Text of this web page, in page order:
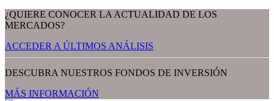
¿QUIERE CONOCER LA ACTUALIDAD DE LOS
MERCADOS?
ACCEDER A ÚLTIMOS ANÁLISIS
DESCUBRA NUESTROS FONDOS DE INVERSIÓN
MÁS INFORMACIÓN